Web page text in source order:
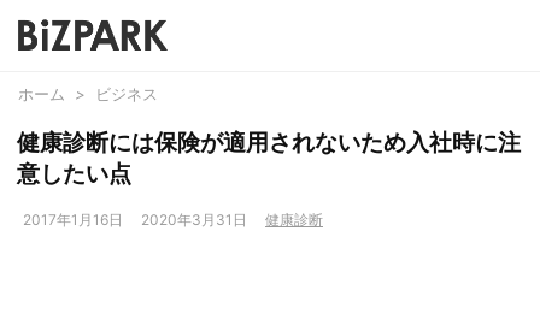
ホーム > ビジネス
健康診断には保険が適用されないため入社時に注
意したい点
2017年1月16日 2020年3月31日 健康診断